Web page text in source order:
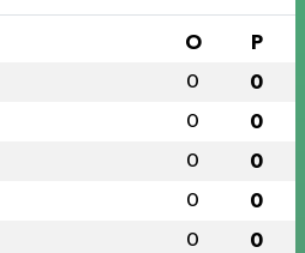
O P
0 0
0 0
0 0
0 0
0 0